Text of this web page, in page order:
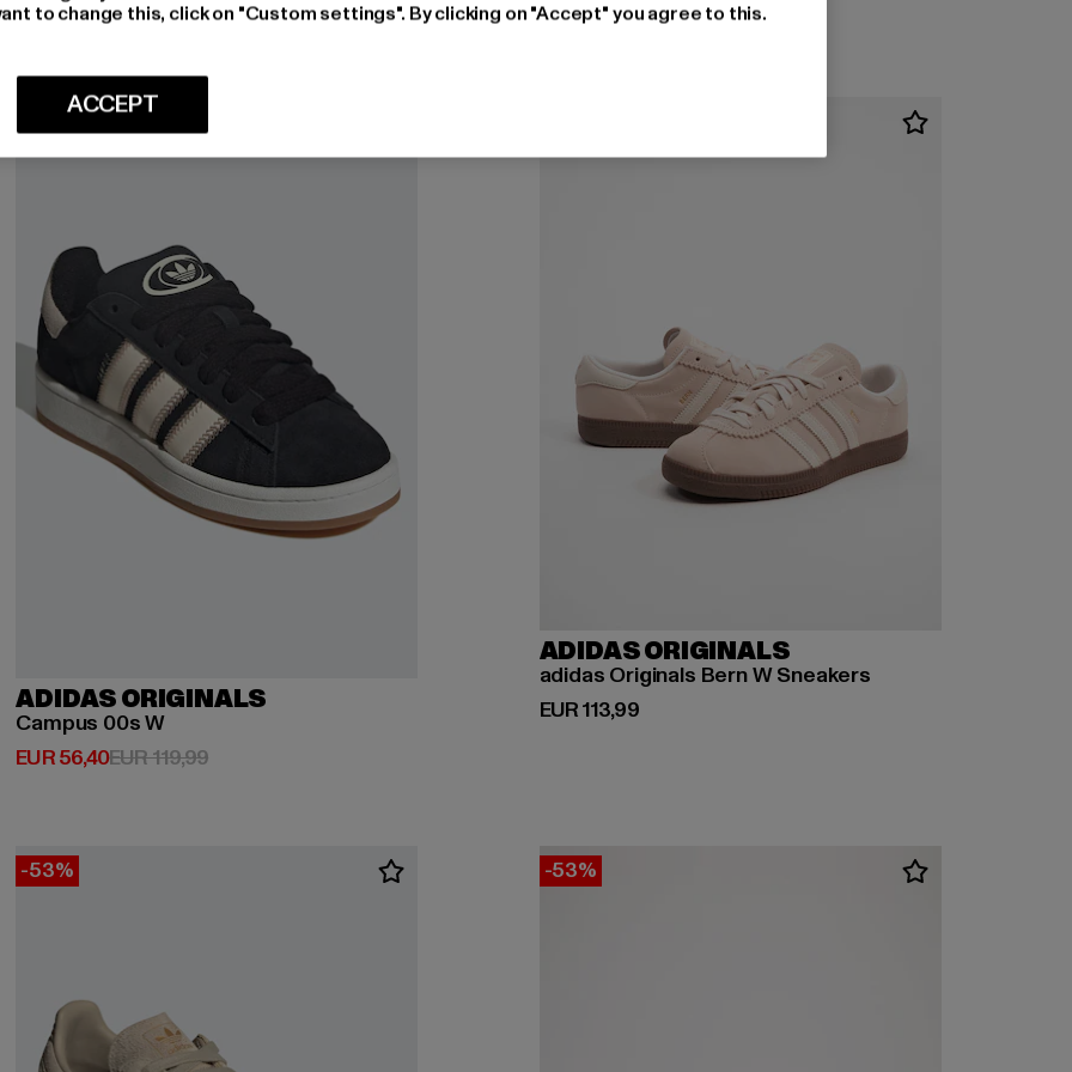
-53%
ADIDAS ORIGINALS
Campus 00s W
EUR 56,40
Derzeitiger Preis: EUR 56,40
EUR 119,99Aktionspreis: EUR 119,99
ADIDAS ORIGINALS
adidas Originals Bern W Sneakers
EUR 113,99
Derzeitiger Preis: EUR 113,99
-53% -53%
to change this, click on "Custom settings". By clicking on "Accept" you agree to this.
ACCEPT